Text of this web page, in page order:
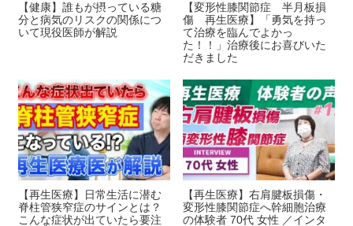
【健康】誰もが摂っている糖
分と病気のリスクの関係につ
いて現役医師が解説
【変形性膝関節症 半月板損
傷 再生医療】「勇気を持っ
て治療を臨んでよかっ
た！！」治療後にお喜びいた
だきました
【再生医療】日常生活に潜む
脊柱管狭窄症のサインとは？
こんな症状が出ていたら要注
【再生医療】右肩腱板損傷・
変形性膝関節症へ幹細胞治療
の体験者 70代 女性 ／インタ